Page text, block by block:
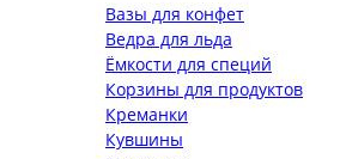
Вазы для конфет
Ведра для льда
Ёмкости для специй
Корзины для продуктов
Креманки
Кувшины